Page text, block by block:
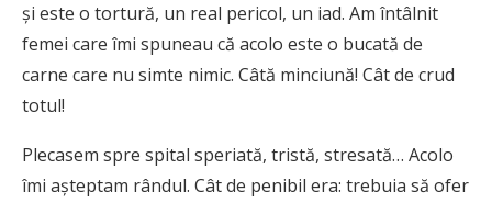
şi este o tortură, un real pericol, un iad. Am întâlnit
femei care îmi spuneau că acolo este o bucată de
carne care nu simte nimic. Câtă minciună! Cât de crud
totul!
Plecasem spre spital speriată, tristă, stresată… Acolo
îmi aşteptam rândul. Cât de penibil era: trebuia să ofer